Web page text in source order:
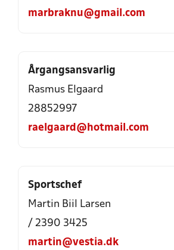
marbraknu@gmail.com
Årgangsansvarlig
Rasmus Elgaard
28852997
raelgaard@hotmail.com
Sportschef
Martin Biil Larsen
/ 2390 3425
martin@vestia.dk